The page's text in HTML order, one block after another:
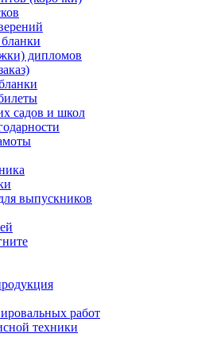
дипломов
садов и школ
выпускников
работ
техники